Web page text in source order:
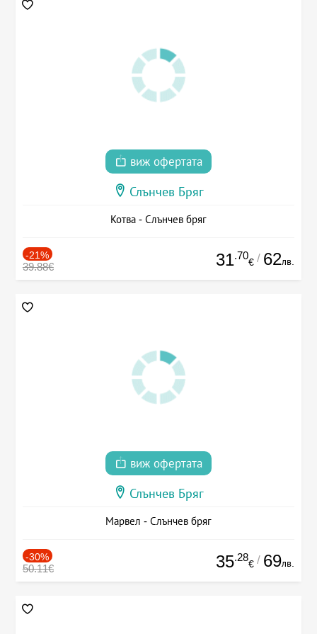
виж офертата
Слънчев Бряг
Котва - Слънчев бряг
-21%
39.88€ 31.70
€ / 62лв.
виж офертата
Слънчев Бряг
Марвел - Слънчев бряг
-30%
50.11€ 35.28
€ / 69лв.